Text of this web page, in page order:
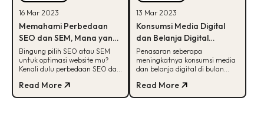
16 Mar 2023
Memahami Perbedaan
SEO dan SEM, Mana yang
Lebih Efektif?
Bingung pilih SEO atau SEM
untuk optimasi website mu?
Kenali dulu perbedaan SEO dan
ini!
Read More
13 Mar 2023
Konsumsi Media Digital
dan Belanja Digital
Meningkat di Bulan
Ramadan
Penasaran seberapa
meningkatnya konsumsi media
dan belanja digital di bulan
untuk info selengkapnya!
Read More